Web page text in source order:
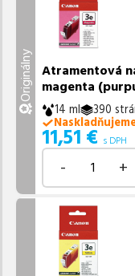
Originálny Atramentová
magenta
14 ml 390
11,51 € s DPH
- +